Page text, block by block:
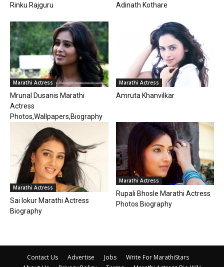
Rinku Rajguru Adinath Kothare
Marathi Actress
Mrunal Dusanis Marathi
Actress
Photos,Wallpapers,Biography
Marathi Actress
Amruta Khanvilkar
Marathi Actress
Sai lokur Marathi Actress
Biography
Marathi Actress
Rupali Bhosle Marathi Actress
Photos Biography
Contact Us Advertise Jobs
Write For MarathiStars